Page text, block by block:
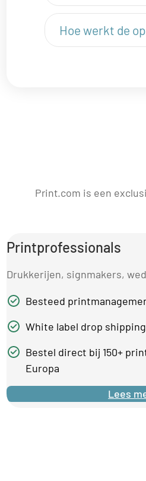
Hoe werkt de
Print.com is een
Printprofessionals
Drukkerijen, signmakers,
Besteed
White label drop shipping
Bestel direct bij 150+
Europa
Lees